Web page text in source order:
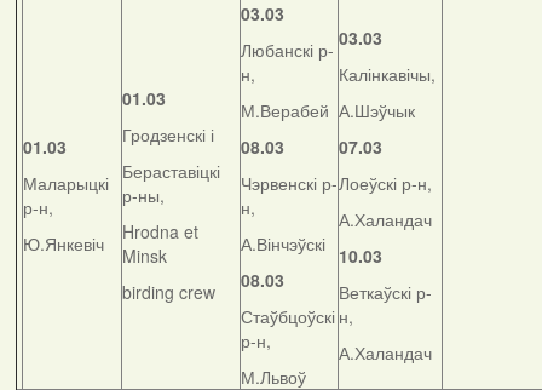
01.03
Маларыцкі
р-н,
Ю.Янкевіч
01.03
Гродзенскі і
Бераставіцкі
р-ны,
Hrodna et
Minsk
birding crew
03.03
Любанскі р-
н,
М.Верабей
08.03
Чэрвенскі р-
н,
А.Вінчэўскі
08.03
Стаўбцоўскі
р-н,
М.Львоў
03.03
Калінкавічы,
А.Шэўчык
07.03
Лоеўскі р-н,
А.Халандач
10.03
Веткаўскі р-
н,
А.Халандач